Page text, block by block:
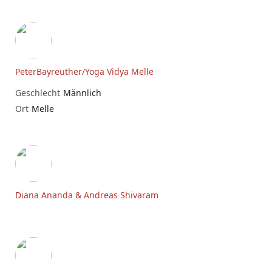
PeterBayreuther/Yoga Vidya Melle
Geschlecht Männlich
Ort Melle
Diana Ananda & Andreas Shivaram